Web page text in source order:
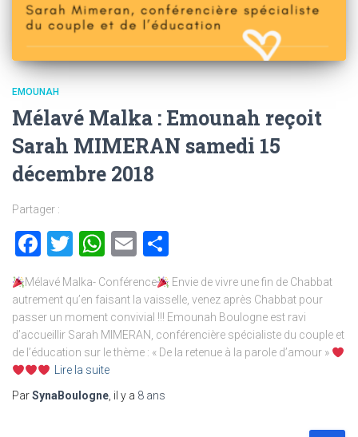
EMOUNAH
Mélavé Malka : Emounah reçoit
Sarah MIMERAN samedi 15
décembre 2018
Partager :
Facebook
Twitter
WhatsApp
Email
Mélavé Malka- Conférence
Envie de vivre une fin de Chabbat
autrement qu’en faisant la vaisselle, venez après Chabbat pour
passer un moment convivial !!! Emounah Boulogne est ravi
d’accueillir Sarah MIMERAN, conférencière spécialiste du couple et
de l’éducation sur le thème : « De la retenue à la parole d’amour »
Lire la suite
ParSynaBoulogne, il y a 8 ans